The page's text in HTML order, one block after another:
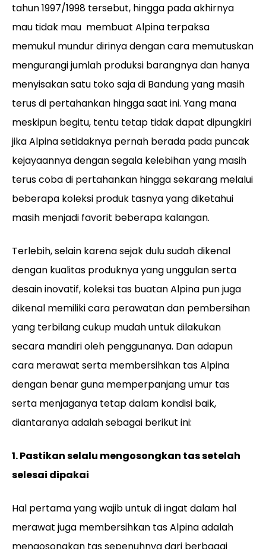
tahun 1997/1998 tersebut, hingga pada akhirnya
mau tidak mau membuat Alpina terpaksa
memukul mundur dirinya dengan cara memutuskan
mengurangi jumlah produksi barangnya dan hanya
menyisakan satu toko saja di Bandung yang masih
terus di pertahankan hingga saat ini. Yang mana
meskipun begitu, tentu tetap tidak dapat dipungkiri
jika Alpina setidaknya pernah berada pada puncak
kejayaannya dengan segala kelebihan yang masih
terus coba di pertahankan hingga sekarang melalui
beberapa koleksi produk tasnya yang diketahui
masih menjadi favorit beberapa kalangan.
Terlebih, selain karena sejak dulu sudah dikenal
dengan kualitas produknya yang unggulan serta
desain inovatif, koleksi tas buatan Alpina pun juga
dikenal memiliki cara perawatan dan pembersihan
yang terbilang cukup mudah untuk dilakukan
secara mandiri oleh penggunanya. Dan adapun
cara merawat serta membersihkan tas Alpina
dengan benar guna memperpanjang umur tas
serta menjaganya tetap dalam kondisi baik,
diantaranya adalah sebagai berikut ini:
1. Pastikan selalu mengosongkan tas setelah
selesai dipakai
Hal pertama yang wajib untuk di ingat dalam hal
merawat juga membersihkan tas Alpina adalah
mengosongkan tas sepenuhnya dari berbagai